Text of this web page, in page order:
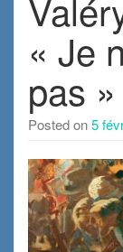
« Je
pas
Posted on5